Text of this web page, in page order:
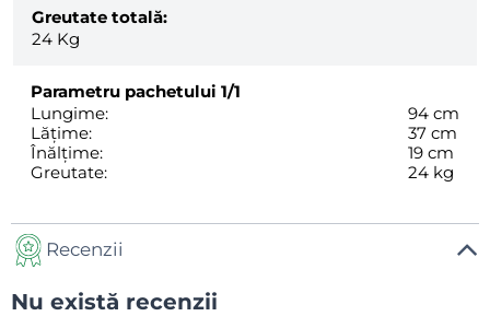
Greutate totală:
24 Kg
Parametru pachetului 1/1
Lungime:
94 cm
Lățime:
37 cm
Înălțime:
19 cm
Greutate:
24 kg
Recenzii
Nu există recenzii